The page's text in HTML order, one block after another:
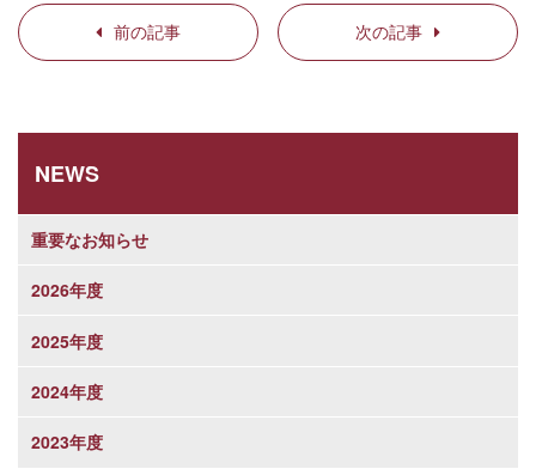
前の記事 次の記事
NEWS
重要なお知らせ
2026年度
2025年度
2024年度
2023年度